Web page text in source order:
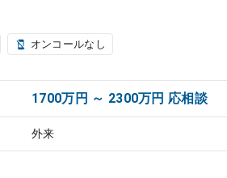
オンコールなし
1700万円 ～ 2300万円 応相談
外来